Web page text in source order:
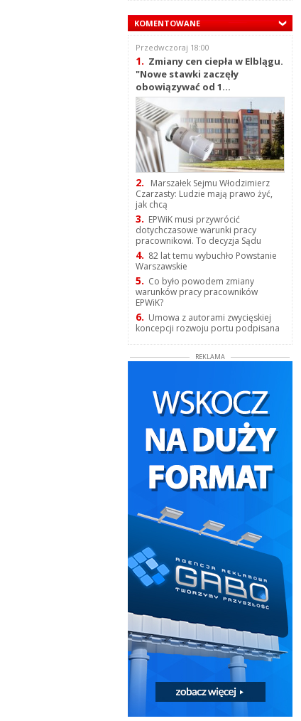
KOMENTOWANE
Przedwczoraj 18:00
1. Zmiany cen ciepła w Elblągu.
"Nowe stawki zaczęły
obowiązywać od 1...
2.
Marszałek Sejmu Włodzimierz
Czarzasty: Ludzie mają prawo żyć,
jak chcą
3. EPWiK musi przywrócić
dotychczasowe warunki pracy
pracownikowi. To decyzja Sądu
4. 82 lat temu wybuchło Powstanie
Warszawskie
5. Co było powodem zmiany
warunków pracy pracowników
EPWiK?
6. Umowa z autorami zwycięskiej
koncepcji rozwoju portu podpisana
REKLAMA